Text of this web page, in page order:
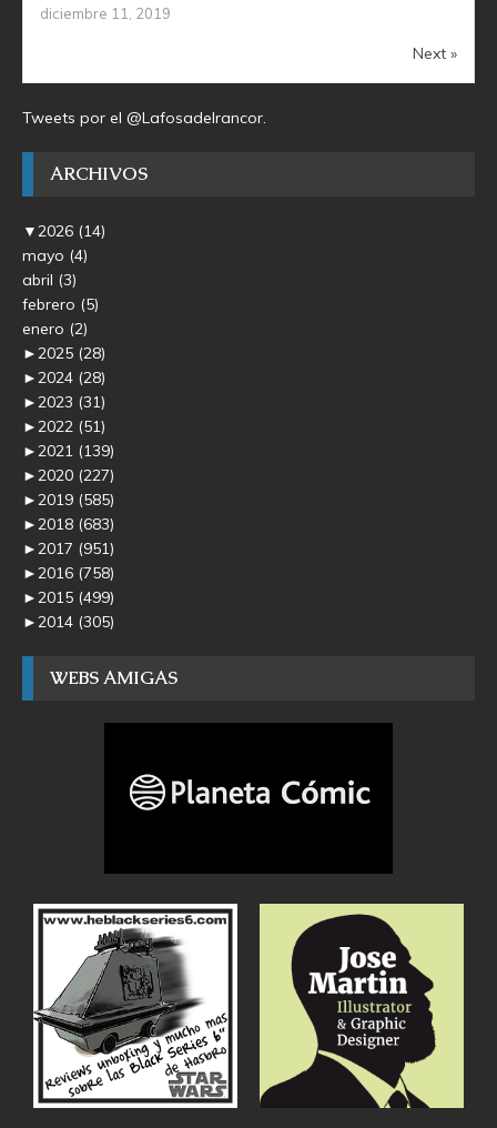
diciembre 11, 2019
Next »
Tweets por el @Lafosadelrancor.
ARCHIVOS
▼2026 (14)
mayo (4)
abril (3)
febrero (5)
enero (2)
►2025 (28)
►2024 (28)
►2023 (31)
►2022 (51)
►2021 (139)
►2020 (227)
►2019 (585)
►2018 (683)
►2017 (951)
►2016 (758)
►2015 (499)
►2014 (305)
WEBS AMIGAS